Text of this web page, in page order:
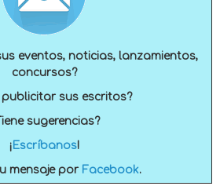
eventos, noticias, lanzamientos,
concursos?
publicitar sus escritos?
sugerencias?
¡ Escríbanos!
mensaje por Facebook.